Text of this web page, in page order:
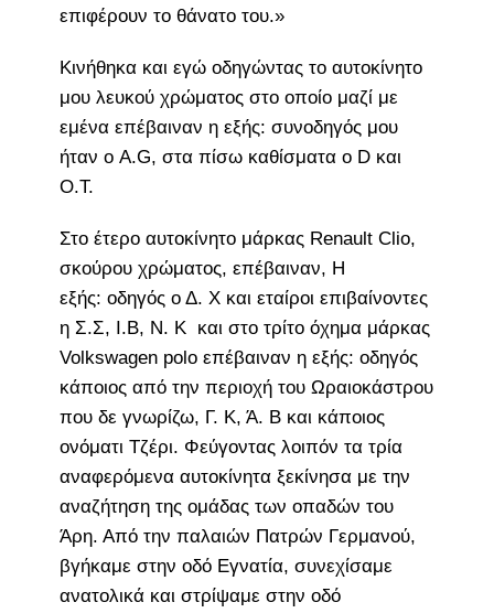
επιφέρουν το θάνατο του.»
Κινήθηκα και εγώ οδηγώντας το αυτοκίνητο
μου λευκού χρώματος στο οποίο μαζί με
εμένα επέβαιναν η εξής: συνοδηγός μου
ήταν ο Α.G, στα πίσω καθίσματα ο D και
Ο.Τ.
Στο έτερο αυτοκίνητο μάρκας Renault Clio,
σκούρου χρώματος, επέβαιναν, Η
εξής: οδηγός ο Δ. Χ και εταίροι επιβαίνοντες
η Σ.Σ, Ι.Β, Ν. Κ και στο τρίτο όχημα μάρκας
Volkswagen polo επέβαιναν η εξής: οδηγός
κάποιος από την περιοχή του Ωραιοκάστρου
που δε γνωρίζω, Γ. Κ, Ά. Β και κάποιος
ονόματι Τζέρι. Φεύγοντας λοιπόν τα τρία
αναφερόμενα αυτοκίνητα ξεκίνησα με την
αναζήτηση της ομάδας των οπαδών του
Άρη. Από την παλαιών Πατρών Γερμανού,
βγήκαμε στην οδό Εγνατία, συνεχίσαμε
ανατολικά και στρίψαμε στην οδό